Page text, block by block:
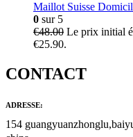
Maillot Suisse
0 sur 5
€48.00 Le prix initial
€25.90.
CONTACT
ADRESSE:
154